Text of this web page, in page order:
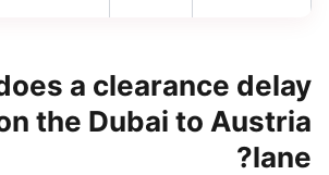
a clearance delay
the Dubai to Austria
lane?